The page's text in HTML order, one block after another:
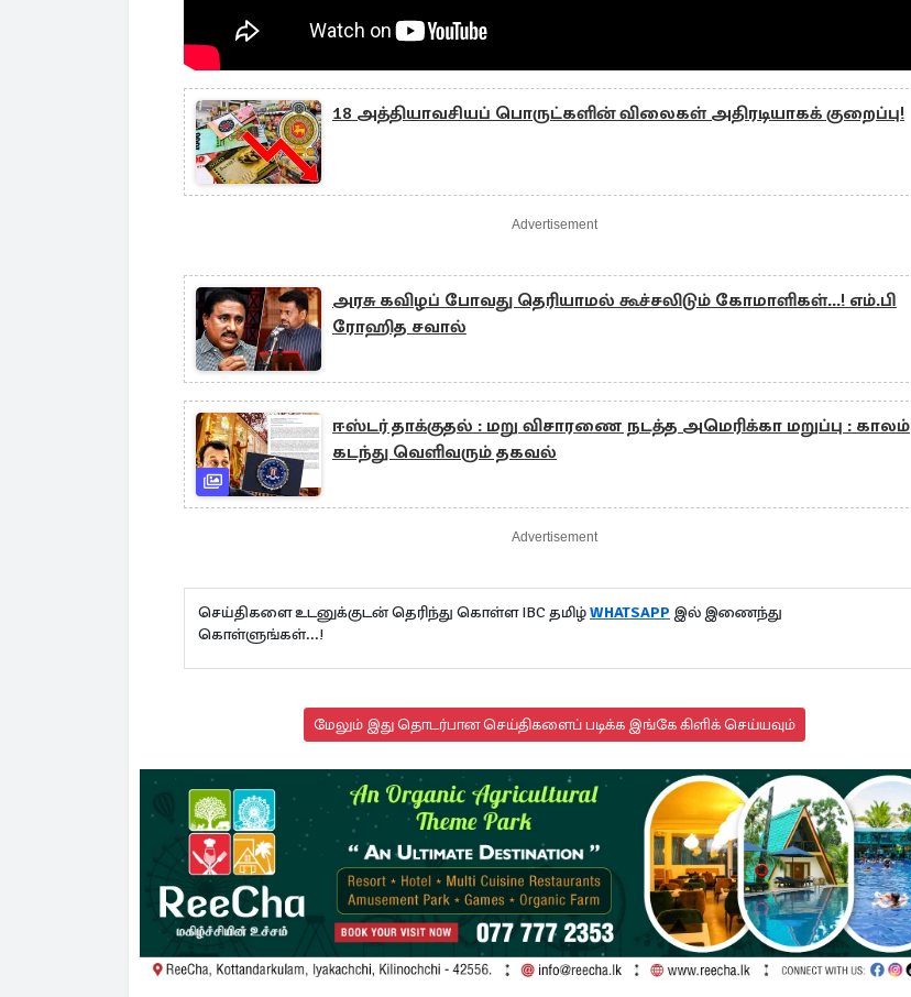
18 அத்தியாவசியப் பொருட்களின் விலைகள் அதிரடியாகக் குறைப்பு!
Advertisement
அரசு கவிழப் போவது தெரியாமல் கூச்சலிடும் கோமாளிகள்...! எம்.பி
ரோஹித சவால்
ஈஸ்டர் தாக்குதல் : மறு விசாரணை நடத்த அமெரிக்கா மறுப்பு : காலம்
கடந்து வெளிவரும் தகவல்
Advertisement
செய்திகளை உடனுக்குடன் தெரிந்து கொள்ள IBC தமிழ்WHATSAPP இல் இணைந்து
கொள்ளுங்கள்...!
மேலும் இது தொடர்பான செய்திகளைப் படிக்க இங்கே கிளிக் செய்யவும்